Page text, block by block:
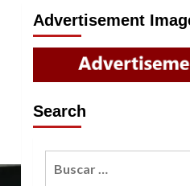
Advertisement
Search